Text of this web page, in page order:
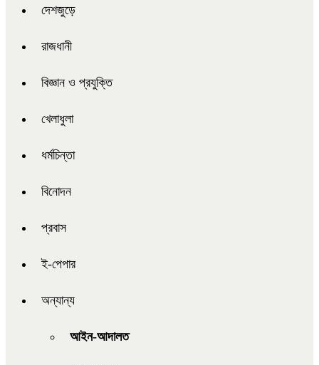
দেশজুড়ে
রাজধানী
বিজ্ঞান ও প্রযুক্তি
খেলাধুলা
ধর্মচিন্তা
বিনোদন
প্রবাস
ই-পেপার
অন্যান্য
আইন-আদালত